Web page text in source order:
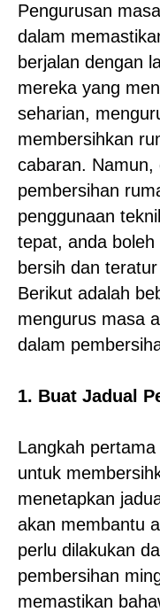
Pengurusan
dalam
berjalan dengan
mereka yang
seharian,
membersihkan
cabaran.
pembersihan
penggunaan
tepat, anda
bersih dan
Berikut adalah
mengurus masa
dalam
1. Buat Jadual
Langkah
untuk
menetapkan
akan membantu
perlu dilakukan
pembersihan
memastikan